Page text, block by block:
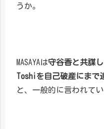
うか。
MASAYAは守谷香と共謀し
Toshiを自己破産にまで
と、一般的に言われてい